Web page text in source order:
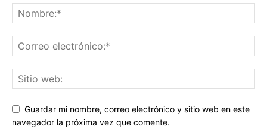
Guardar mi nombre, correo electrónico y sitio web en este
navegador la próxima vez que comente.